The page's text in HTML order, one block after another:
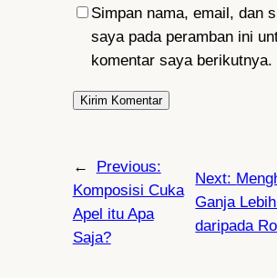
Simpan nama, email, dan
saya pada peramban ini
komentar saya berikutnya.
←
Previous:
Komposisi Cuka
Apel itu Apa
Saja?
Next:
Ganja
daripada